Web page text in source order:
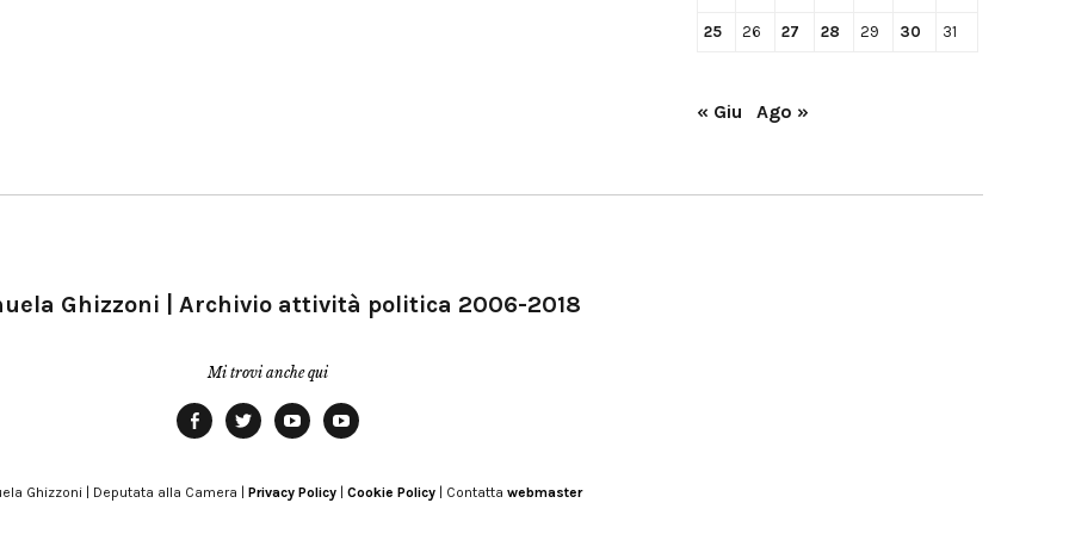
25 26 27 28 29 30 31
« Giu Ago »
Ghizzoni | Archivio attività politica 2006-2018
Mi trovi anche qui
Modena
Ghizzoni | Deputata alla Camera | Privacy Policy Cookie Policy | Contatta webmaster